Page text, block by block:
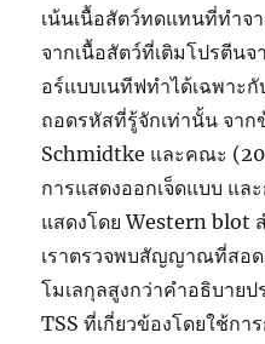
เน้นเนื้อสัตว์ทดแทนที่ทำจ
จากเนื้อสัตว์ที่เติมโปรตีนจ
อร์แบบเนทีฟทำได้เฉพาะ
ถอดรหัสที่รู้จักเท่านั้น จาก
Schmidtke และคณะ
การแสดงออกเจ็ดแบบ แล
แสดงโดย Western blot
เราตรวจพบสัญญาณที่สอ
โมเลกุลสูงกว่าคำอธิบาย
TSS ที่เกี่ยวข้องโดยใช้ก